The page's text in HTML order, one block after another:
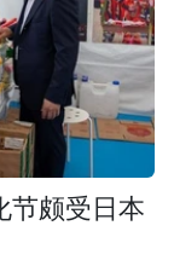
节颇受日本